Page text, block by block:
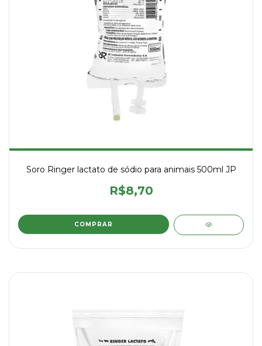
Soro Ringer lactato de sódio para animais 500ml JP
R$8,70